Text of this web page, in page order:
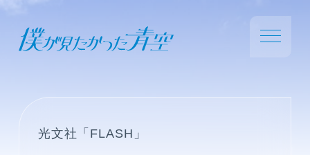
光文社「FLASH」